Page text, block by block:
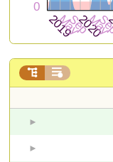
 